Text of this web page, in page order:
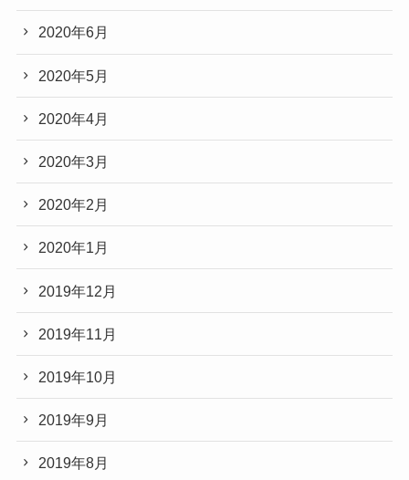
2020年6月
2020年5月
2020年4月
2020年3月
2020年2月
2020年1月
2019年12月
2019年11月
2019年10月
2019年9月
2019年8月